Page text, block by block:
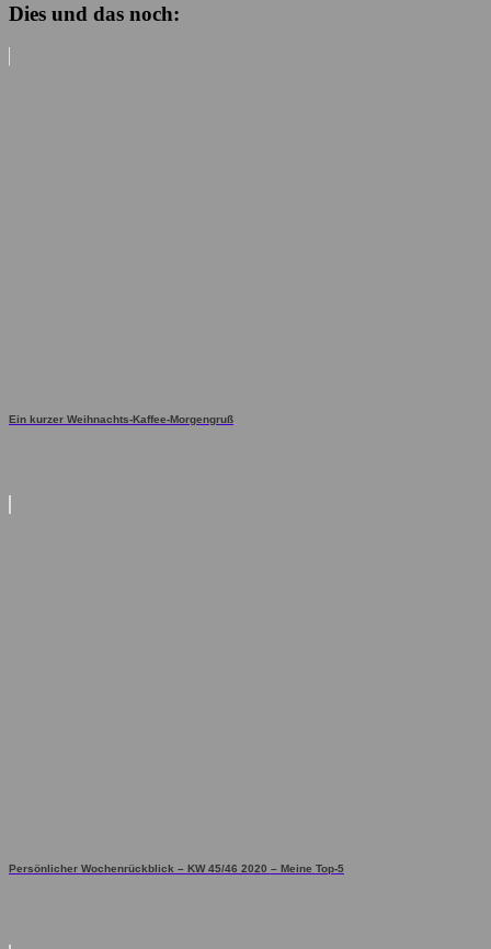
Dies und das noch:
Ein kurzer Weihnachts-Kaffee-Morgengruß
Persönlicher Wochenrückblick – KW 45/46 2020 – Meine Top-5